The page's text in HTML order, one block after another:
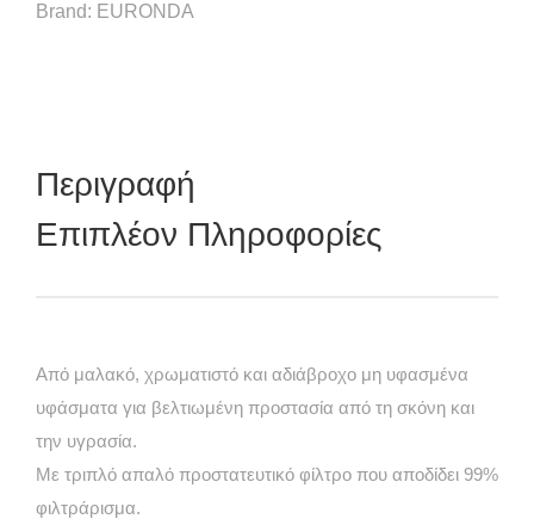
Brand: EURONDA
Περιγραφή
Επιπλέον Πληροφορίες
Από μαλακό, χρωματιστό και αδιάβροχο μη υφασμένα
υφάσματα για βελτιωμένη προστασία από τη σκόνη και
την υγρασία.
Με τριπλό απαλό προστατευτικό φίλτρο που αποδίδει 99%
φιλτράρισμα.